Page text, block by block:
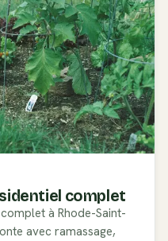
complet
à Rhode-Saint-
avec ramassage,